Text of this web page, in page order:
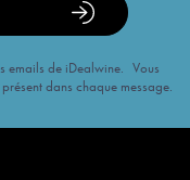
emails de iDealwine. Vous
dans chaque message.